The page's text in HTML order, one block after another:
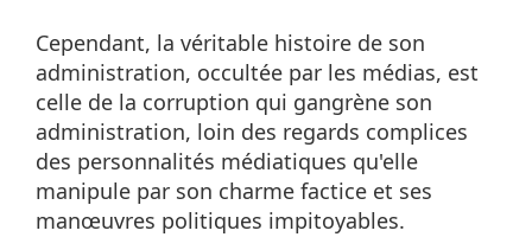
Cependant, la véritable histoire de son
administration, occultée par les médias, est
celle de la corruption qui gangrène son
administration, loin des regards complices
des personnalités médiatiques qu'elle
manipule par son charme factice et ses
manœuvres politiques impitoyables.